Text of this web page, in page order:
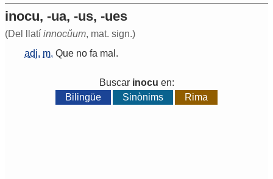
inocu, -ua, -us, -ues
(Del llatí innocŭum, mat. sign.)
adj. m. Que no fa mal .
Buscar inocu en:
Bilingüe
Sinònims Rima